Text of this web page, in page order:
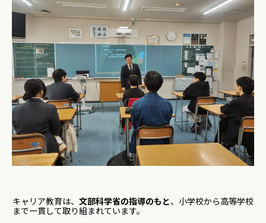
キャリア教育は、 文部科学省の指導のもと、小学校から高等学校
まで一貫して取り組まれています。